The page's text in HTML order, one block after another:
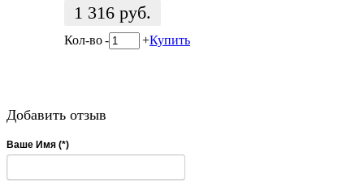
1 316 руб.
Кол-во- +Купить
Добавить отзыв
Ваше Имя (*)